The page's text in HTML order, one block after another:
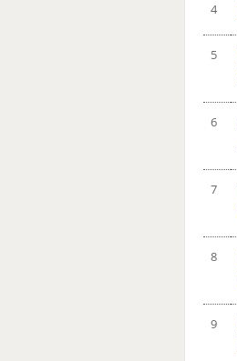
4
5
6
7
8
9